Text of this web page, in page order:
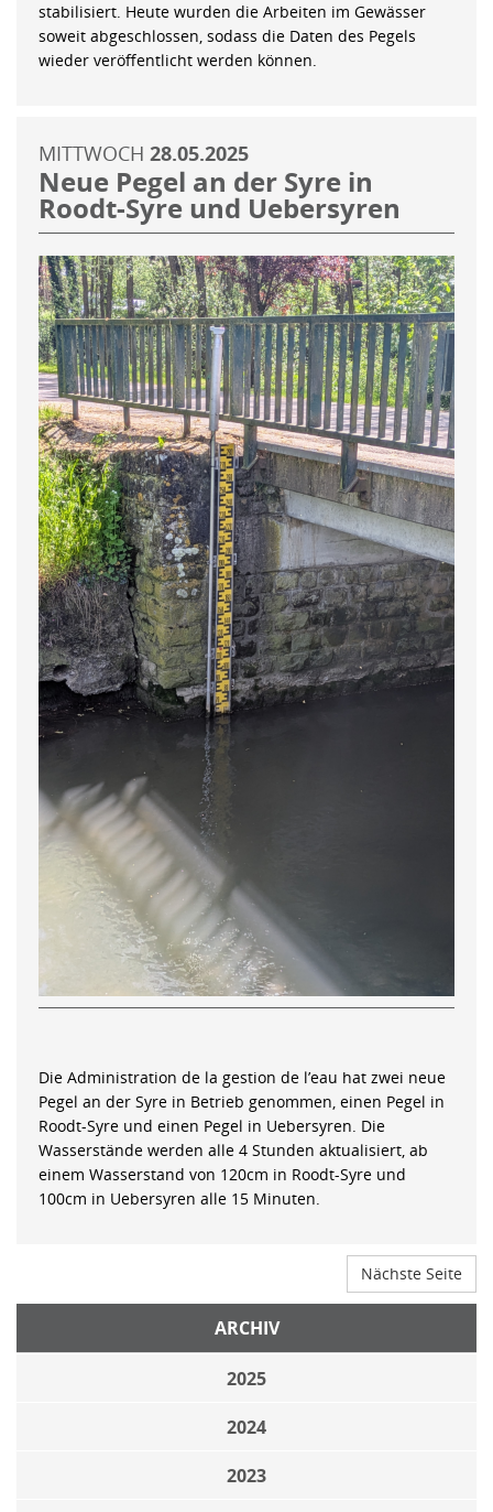
stabilisiert. Heute wurden die Arbeiten im Gewässer
soweit abgeschlossen, sodass die Daten des Pegels
wieder veröffentlicht werden können.
MITTWOCH 28.05.2025
Neue Pegel an der Syre in
Roodt-Syre und Uebersyren
Die Administration de la gestion de l’eau hat zwei neue
Pegel an der Syre in Betrieb genommen, einen Pegel in
Roodt-Syre und einen Pegel in Uebersyren. Die
Wasserstände werden alle 4 Stunden aktualisiert, ab
einem Wasserstand von 120cm in Roodt-Syre und
100cm in Uebersyren alle 15 Minuten.
Nächste Seite
ARCHIV
2025
2024
2023